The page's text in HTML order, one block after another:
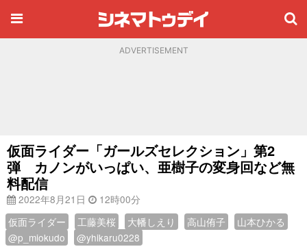
ADVERTISEMENT
仮面ライダー「ガールズセレクション」第2
弾 カノンがいっぱい、亜樹子の変身回など無
料配信
2022年8月21日
12時00分
仮面ライダー
工藤美桜 大幡しえり 高山侑子
山本ひかる
@p_miokudo
@yhikaru0228